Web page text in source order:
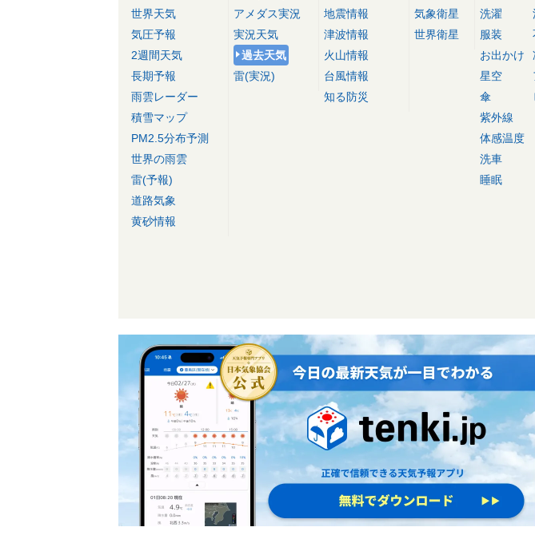
世界天気
気圧予報
2週間天気
長期予報
雨雲レーダー
積雪マップ
PM2.5分布予測
世界の雨雲
雷(予報)
道路気象
黄砂情報
アメダス実況
実況天気
過去天気
雷(実況)
地震情報
津波情報
火山情報
台風情報
知る防災
気象衛星
世界衛星
洗濯
服装
お出かけ
星空
傘
紫外線
体感温度
洗車
睡眠